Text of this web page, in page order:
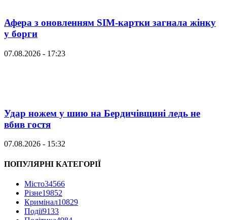
Афера з оновленням SIM-картки загнала жінку
у борги
07.08.2026 - 17:23
Удар ножем у шию на Бердичівщині ледь не
вбив гостя
07.08.2026 - 15:32
ПОПУЛЯРНІ КАТЕГОРІЇ
Місто34566
Різне19852
Кримінал10829
Події9133